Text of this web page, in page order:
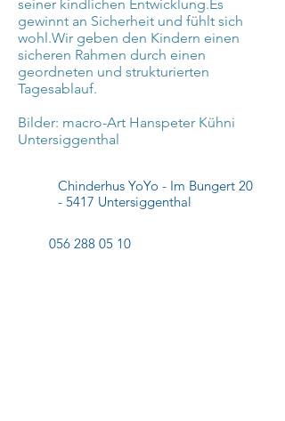
seiner kindlichen Entwicklung.Es
gewinnt an Sicherheit und fühlt sich
wohl.Wir geben den Kindern einen
sicheren Rahmen durch einen
geordneten und strukturierten
Tagesablauf.​​​
Bilder: macro-Art Hanspeter Kühni
Untersiggenthal
Chinderhus YoYo - Im Bungert 20
- 5417 Untersiggenthal
056 288 05 10